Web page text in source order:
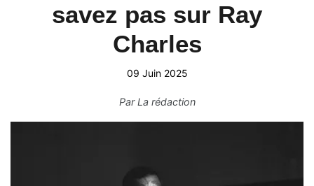
savez pas sur Ray
Charles
09 Juin 2025
ParLa rédaction